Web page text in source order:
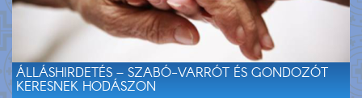
ÁLLÁSHIRDETÉS – SZABÓ-VARRÓT ÉS GONDOZÓT
KERESNEK HODÁSZON